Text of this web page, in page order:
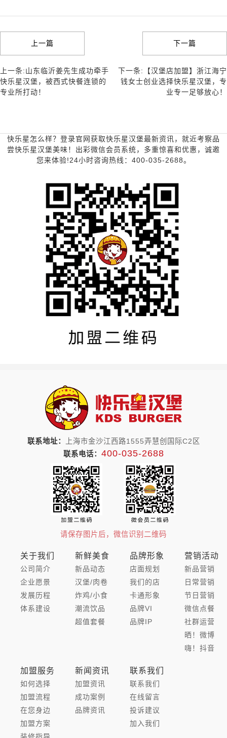
上一篇
上一条:山东临沂姜先生成功牵手
快乐星汉堡，被西式快餐连锁的
专业所打动！
下一篇
下一条:【汉堡店加盟】浙江海宁
钱女士创业选择快乐星汉堡，专
业专一足够放心！
快乐星怎么样？登录官网获取快乐星汉堡最新资讯，就近考察品
尝快乐星汉堡美味！出彩微信会员系统，多重惊喜和优惠，诚邀
您来体验!24小时咨询热线：400-035-2688。
联系地址：
上海市金沙江西路1555弄慧创国际C2区
联系电话： 400-035-2688
请保存图片后，微信识别二维码
关于我们
公司简介
企业愿景
发展历程
体系建设
新鲜美食
新品动态
汉堡/肉卷
炸鸡/小食
潮流饮品
超值套餐
品牌形象
店面规划
我们的店
卡通形象
品牌VI
品牌IP
营销活动
新品营销
日常营销
节日营销
微信点餐
社群运营
晒！微博
嗨！抖音
加盟服务
如何选择
加盟流程
在您身边
加盟方案
新闻资讯
加盟资讯
成功案例
品牌资讯
联系我们
联系我们
在线留言
投诉建议
加入我们